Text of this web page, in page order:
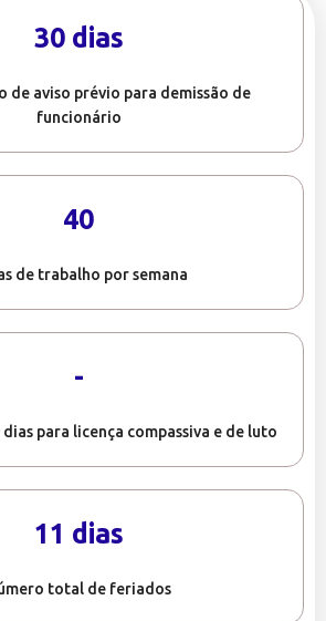
30 dias
de aviso prévio para demissão de
funcionário
40
de trabalho por semana
-
para licença compassiva e de luto
11 dias
total de feriados